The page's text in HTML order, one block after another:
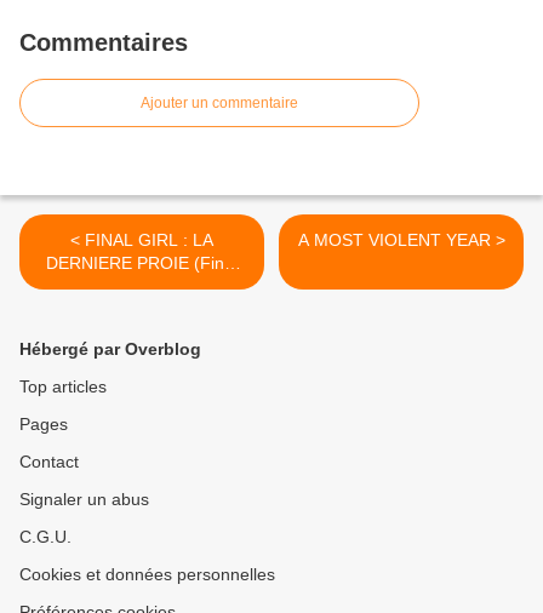
Commentaires
Ajouter un commentaire
< FINAL GIRL : LA
DERNIERE PROIE (Final
girl)
A MOST VIOLENT YEAR >
Hébergé par Overblog
Top articles
Pages
Contact
Signaler un abus
C.G.U.
Cookies et données personnelles